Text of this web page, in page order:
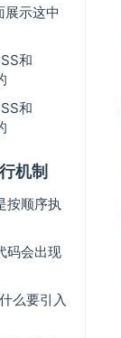
展示这中
和
和
机制
按顺序执
码会出现
么要引入